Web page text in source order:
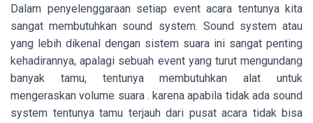
Dalam penyelenggaraan setiap event acara tentunya kita
sangat membutuhkan sound system. Sound system atau
yang lebih dikenal dengan sistem suara ini sangat penting
kehadirannya, apalagi sebuah event yang turut mengundang
banyak tamu, tentunya membutuhkan alat untuk
mengeraskan volume suara . karena apabila tidak ada sound
system tentunya tamu terjauh dari pusat acara tidak bisa